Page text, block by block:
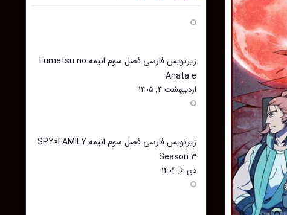
زیرنویس فارسی فصل سوم انیمه Fumetsu no
Anata e
اردیبهشت 4, 1405
زیرنویس فارسی فصل سوم انیمه SPY×FAMILY
Season 3
دی 6, 1404